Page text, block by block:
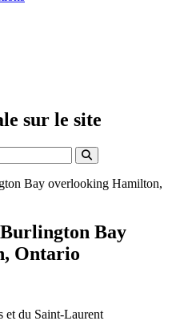
sur le site
Bay overlooking Hamilton,
Bay
Ontario
et du Saint-Laurent